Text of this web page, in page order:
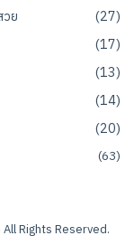
วย
(27)
(17)
(13)
(14)
(20)
(63)
All Rights Reserved.